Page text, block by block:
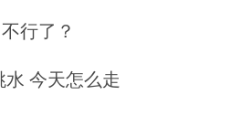
股东。宁德时代已
行了？
今天怎么走